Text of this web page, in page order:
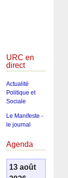
URC en
direct
Actualité
Politique et
Sociale
Le Manifeste -
le journal
Agenda
13 août